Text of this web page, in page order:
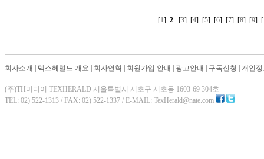
[1]2 [3] [4] [5] [6] [7] [8] [9] [
회사소개 텍스헤럴드 개요 회사연혁 회원가입 안내 광고안내 구독신청 개인
(주)TH미디어 TEXHERALD 서울특별시 서초구 서초동 1603-69 304호
TEL: 02) 522-1313 / FAX: 02) 522-1337 / E-MAIL: TexHerald@nate.com